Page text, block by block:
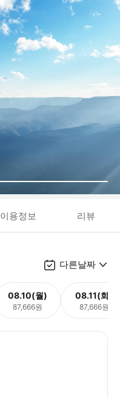
이용정보 리뷰
다른날짜
08.10(월)
87,666원
08.11(화)
87,666원